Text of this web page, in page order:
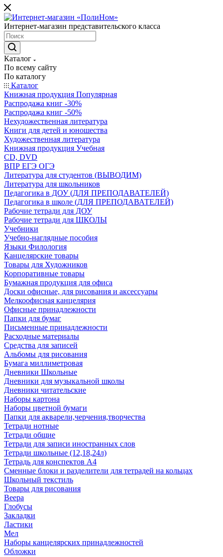
Интернет-магазин представительского класса
Каталог
По всему сайту
По каталогу
Каталог
Книжная продукция Популярная
Распродажа книг -30%
Распродажа книг -50%
Нехудожественная литература
Книги для детей и юношества
Художественная литература
Книжная продукция Учебная
CD, DVD
ВПР ЕГЭ ОГЭ
Литература для студентов (ВЫВОДИМ)
Литература для школьников
Педагогика в ДОУ (ДЛЯ ПРЕПОДАВАТЕЛЕЙ)
Педагогика в школе (ДЛЯ ПРЕПОДАВАТЕЛЕЙ)
Рабочие тетради для ДОУ
Рабочие тетради для ШКОЛЫ
Учебники
Учебно-наглядные пособия
Языки Филология
Канцелярские товары
Товары для Художников
Корпоративные товары
Бумажная продукция для офиса
Доски офисные, для рисования и аксессуары
Мелкоофисная канцелярия
Офисные принадлежности
Папки для бумаг
Письменные принадлежности
Расходные материалы
Средства для записей
Альбомы для рисования
Бумага миллиметровая
Дневники Школьные
Дневники для музыкальной школы
Дневники читательские
Наборы картона
Наборы цветной бумаги
Папки для акварели,черчения,творчества
Тетради нотные
Тетради общие
Тетради для записи иностранных слов
Тетради школьные (12,18,24л)
Тетрадь для конспектов А4
Сменные блоки и разделители для тетрадей на кольцах
Школьный текстиль
Товары для рисования
Веера
Глобусы
Закладки
Ластики
Мел
Наборы канцелярских принадлежностей
Обложки